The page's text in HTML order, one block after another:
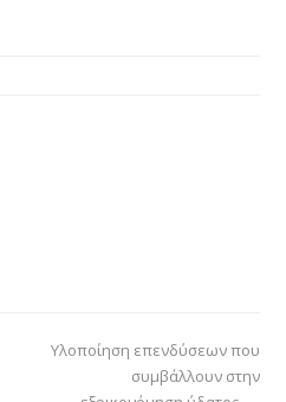
Υλοποίηση επενδύσεων που
συμβάλλουν στην